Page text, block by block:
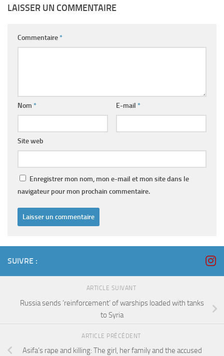
LAISSER UN COMMENTAIRE
Commentaire*
Nom * E-mail *
Site web
Enregistrer mon nom, mon e-mail et mon site dans le
navigateur pour mon prochain commentaire.
SUIVRE :
ARTICLE SUIVANT
Russia sends ‘reinforcement’ of warships loaded with tanks
to Syria
ARTICLE PRÉCÉDENT
Asifa’s rape and killing: The girl, her family and the accused